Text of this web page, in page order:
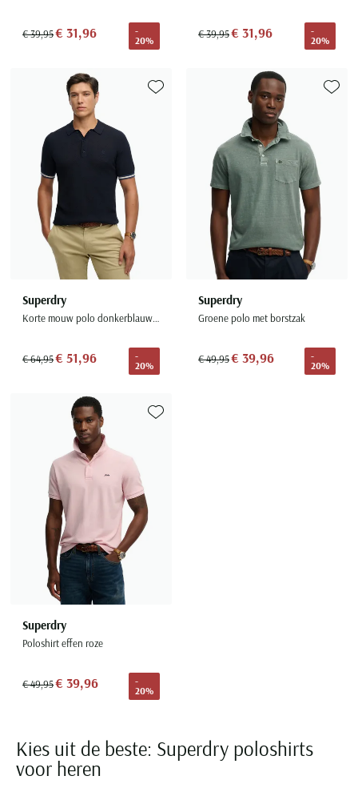
€ 39,95€ 31,96
-
20%
€ 39,95€ 31,96
-
20%
Superdry
Korte mouw polo donkerblauw relaxed fit
€ 64,95€ 51,96
-
20%
Toevoegen aan favorieten
Superdry
Groene polo met borstzak
€ 49,95€ 39,96
-
20%
Superdry
Poloshirt effen roze
€ 49,95€ 39,96
-
20%
Kies uit de beste: Superdry poloshirts
voor heren